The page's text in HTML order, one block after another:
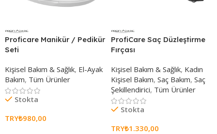
Proficare Manikür / Pedikür
Seti
Kişisel Bakım & Sağlık, El-Ayak
Bakım, Tüm Ürünler
Stokta
TRY₺980,00
ProfiCare Saç Düzleştirme
Fırçası
Kişisel Bakım & Sağlık, Kadın
Kişisel Bakım, Saç Bakım, Saç
Şekillendirici, Tüm Ürünler
Stokta
TRY₺1.330,00